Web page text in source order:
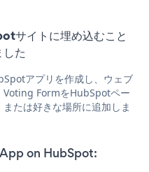
サイトに埋め込むこと
た
アプリを作成し、ウェブ
Voting FormをHubSpotペー
たは好きな場所に追加しま
on HubSpot: